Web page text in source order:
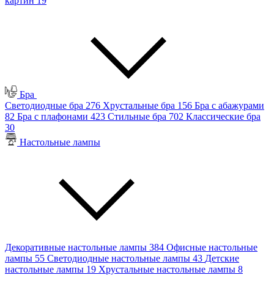
Бра
Светодиодные бра 276 Хрустальные бра 156 Бра с абажурами
82 Бра с плафонами 423 Стильные бра 702 Классические бра
30
Настольные лампы
Декоративные настольные лампы 384 Офисные настольные
лампы 55 Светодиодные настольные лампы 43 Детские
настольные лампы 19 Хрустальные настольные лампы 8